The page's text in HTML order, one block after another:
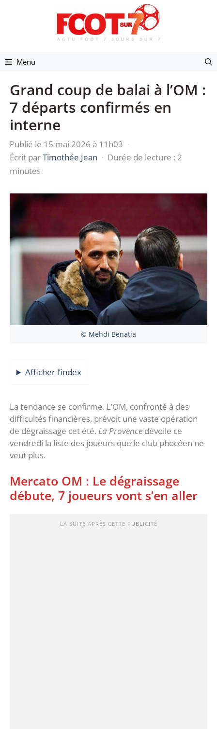
Menu
Grand coup de balai à l’OM :
7 départs confirmés en
interne
Publié le 15 mai 2026 à 11h03 ·
Écrit parTimothée Jean · Durée de lecture : 2
minutes
© Mehdi Benatia
Afficher l’index
La tendance se confirme. L’OM, confronté à des
difficultés financières, prévoit une vaste opération
de dégraissage cet été. La Provence dévoile ce
vendredi la liste des joueurs que le club phocéen ne
veut plus.
Mercato OM : Le dégraissage
débute, 7 joueurs vont s’en aller
LA SUITE APRÈS CETTE PUBLICITÉ